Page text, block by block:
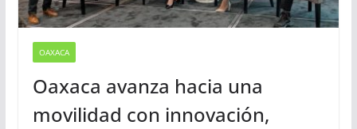
OAXACA
Oaxaca avanza hacia una
movilidad con innovación,